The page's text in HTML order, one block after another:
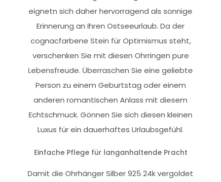
eignetn sich daher hervorragend als sonnige
Erinnerung an Ihren Ostseeurlaub. Da der
cognacfarbene Stein für Optimismus steht,
verschenken Sie mit diesen Ohrringen pure
Lebensfreude. Überraschen Sie eine geliebte
Person zu einem Geburtstag oder einem
anderen romantischen Anlass mit diesem
Echtschmuck. Gönnen Sie sich diesen kleinen
Luxus für ein dauerhaftes Urlaubsgefühl.
Einfache Pflege für langanhaltende Pracht
Damit die Ohrhänger Silber 925 24k vergoldet